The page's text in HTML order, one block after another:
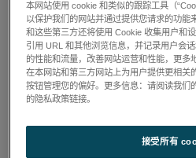
n
a
v
g
a
o
本网站使用 cookie 和类似的跟踪工具（
以保护我们的网站并通过提供您请求的功能
和这些第三方还将使用 Cookie 收集用户和
引用 URL 和其他浏览信息，并记录用户会
的性能和流量，改善网站运营和性能，更多
在本网站和第三方网站上为用户提供更相关
按钮管理您的偏好。更多信息：请阅读我们
的隐私政策链接。
接受所有